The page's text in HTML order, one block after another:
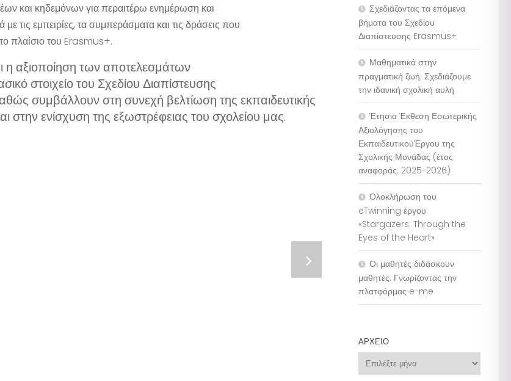
και κηδεμόνων για περαιτέρω ενημέρωση και
με τις εμπειρίες, τα συμπεράσματα και τις δράσεις που
πλαίσιο του Erasmus+.
η αξιοποίηση των αποτελεσμάτων
στοιχείο του Σχεδίου Διαπίστευσης
συμβάλλουν στη συνεχή βελτίωση της εκπαιδευτικής
στην ενίσχυση της εξωστρέφειας του σχολείου μας.
Σχεδιάζοντας τα επόμενα
βήματα του Σχεδίου
Διαπίστευσης Erasmus+
Μαθηματικά στην
πραγματική ζωή: Σχεδιάζουμε
την ιδανική σχολική αυλή
Έτησια Έκθεση Εσωτερικής
Αξιολόγησης του
ΕκπαιδευτικούΈργου της
Σχολικής Μονάδας (έτος
αναφοράς: 2025-2026)
Ολοκλήρωση του
eTwinning έργου
«Stargazers: Through the
Eyes of the Heart»
Οι μαθητές διδάσκουν
μαθητές: Γνωρίζοντας την
πλατφόρμας e-me
ΑΡΧΕΊΟ
Αρχείο